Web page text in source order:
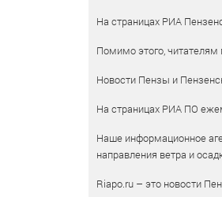
На страницах РИА
Помимо этого, читателям
Новости Пензы и
На страницах РИА ПО
Наше информационное
направления ветра и
Riapo.ru – это новости